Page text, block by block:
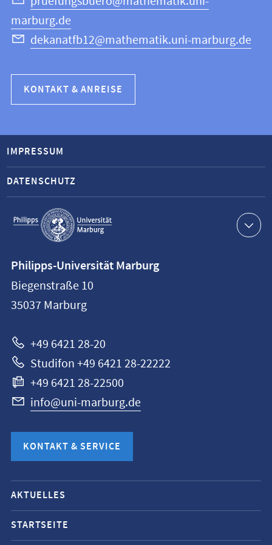
marburg.de
dekanatfb12@mathematik.uni-marburg.de
KONTAKT & ANREISE
Service-
Navigation
IMPRESSUM
DATENSCHUTZ
Philipps-
Universität
Marburg
Philipps-Universität Marburg
Biegenstraße 10
35037 Marburg
+49 6421 28-20
Studifon +49 6421 28-22222
+49 6421 28-22500
info@uni-marburg.de
KONTAKT & SERVICE
Mobile-
Service-
Navigation
AKTUELLES
STARTSEITE